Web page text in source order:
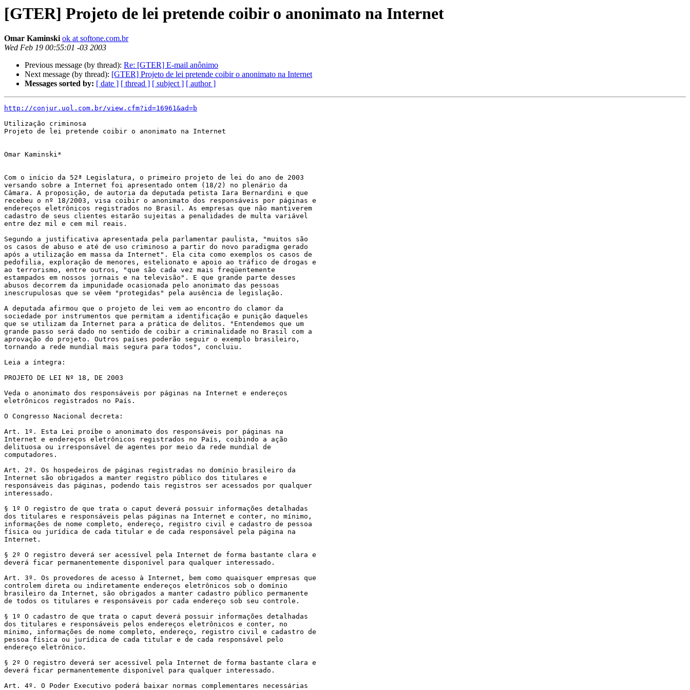
[GTER] Projeto de lei pretende coibir o anonimato na Internet
Omar Kaminski ok at softone.com.br
Wed Feb 19 00:55:01 -03 2003
Previous message (by thread): Re: [GTER] E-mail anônimo
Next message (by thread): [GTER] Projeto de lei pretende coibir o anonimato na Internet
Messages sorted by: [ date ] [ thread ] [ subject ] [ author ]
http://conjur.uol.com.br/view.cfm?id=16961&ad=b
Utilização criminosa
Projeto de lei pretende coibir o anonimato na Internet
Omar Kaminski*
Com o início da 52ª Legislatura, o primeiro projeto de lei do ano de 2003
versando sobre a Internet foi apresentado ontem (18/2) no plenário da
Câmara. A proposição, de autoria da deputada petista Iara Bernardini e que
recebeu o nº 18/2003, visa coibir o anonimato dos responsáveis por páginas e
endereços eletrônicos registrados no Brasil. As empresas que não mantiverem
cadastro de seus clientes estarão sujeitas a penalidades de multa variável
entre dez mil e cem mil reais.
Segundo a justificativa apresentada pela parlamentar paulista, "muitos são
os casos de abuso e até de uso criminoso a partir do novo paradigma gerado
após a utilização em massa da Internet". Ela cita como exemplos os casos de
pedofilia, exploração de menores, estelionato e apoio ao tráfico de drogas e
ao terrorismo, entre outros, "que são cada vez mais freqüentemente
estampados em nossos jornais e na televisão". E que grande parte desses
abusos decorrem da impunidade ocasionada pelo anonimato das pessoas
inescrupulosas que se vêem "protegidas" pela ausência de legislação.
A deputada afirmou que o projeto de lei vem ao encontro do clamor da
sociedade por instrumentos que permitam a identificação e punição daqueles
que se utilizam da Internet para a prática de delitos. "Entendemos que um
grande passo será dado no sentido de coibir a criminalidade no Brasil com a
aprovação do projeto. Outros países poderão seguir o exemplo brasileiro,
tornando a rede mundial mais segura para todos", concluiu.
Leia a íntegra:
PROJETO DE LEI Nº 18, DE 2003
Veda o anonimato dos responsáveis por páginas na Internet e endereços
eletrônicos registrados no País.
O Congresso Nacional decreta:
Art. 1º. Esta Lei proíbe o anonimato dos responsáveis por páginas na
Internet e endereços eletrônicos registrados no País, coibindo a ação
delituosa ou irresponsável de agentes por meio da rede mundial de
computadores.
Art. 2º. Os hospedeiros de páginas registradas no domínio brasileiro da
Internet são obrigados a manter registro público dos titulares e
responsáveis das páginas, podendo tais registros ser acessados por qualquer
interessado.
§ 1º O registro de que trata o caput deverá possuir informações detalhadas
dos titulares e responsáveis pelas páginas na Internet e conter, no mínimo,
informações de nome completo, endereço, registro civil e cadastro de pessoa
física ou jurídica de cada titular e de cada responsável pela página na
Internet.
§ 2º O registro deverá ser acessível pela Internet de forma bastante clara e
deverá ficar permanentemente disponível para qualquer interessado.
Art. 3º. Os provedores de acesso à Internet, bem como quaisquer empresas que
controlem direta ou indiretamente endereços eletrônicos sob o domínio
brasileiro da Internet, são obrigados a manter cadastro público permanente
de todos os titulares e responsáveis por cada endereço sob seu controle.
§ 1º O cadastro de que trata o caput deverá possuir informações detalhadas
dos titulares e responsáveis pelos endereços eletrônicos e conter, no
mínimo, informações de nome completo, endereço, registro civil e cadastro de
pessoa física ou jurídica de cada titular e de cada responsável pelo
endereço eletrônico.
§ 2º O registro deverá ser acessível pela Internet de forma bastante clara e
deverá ficar permanentemente disponível para qualquer interessado.
Art. 4º. O Poder Executivo poderá baixar normas complementares necessárias